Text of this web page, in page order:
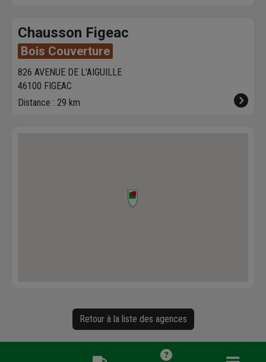
Chausson Figeac
Bois Couverture
826 AVENUE DE L'AIGUILLE
46100 FIGEAC
Distance : 29 km
Retour à la liste des agences